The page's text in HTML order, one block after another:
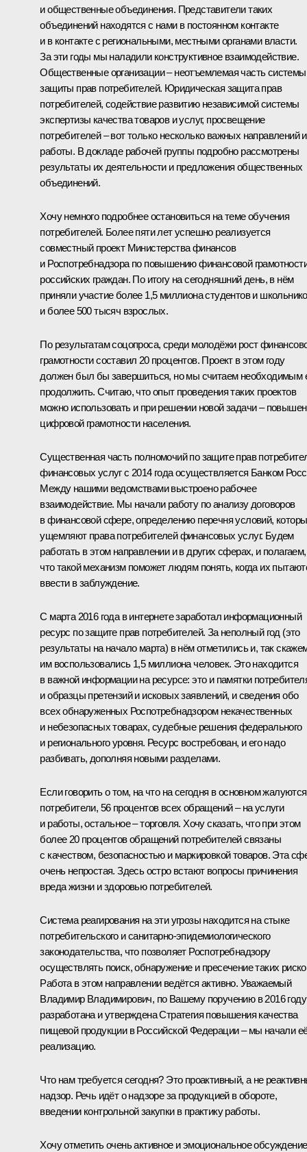
и общественные объединения. Представители таких
объединений находятся с нами в постоянном контакте
и в контакте с региональными, местными органами власти.
За эти годы мы наладили конструктивное взаимодействие.
Общественные организации – неотъемлемая часть системы
защиты прав потребителей. Юридическая защита прав
потребителей, содействие развитию независимой системы
экспертизы качества товаров и услуг, просвещение
потребителей – вот только несколько важных направлений
работы. В докладе рабочей группы подробно рассмотрены
результаты их деятельности и предложения общественных
объединений.
Хочу немного подробнее остановиться на теме обучения
потребителей. Более пяти лет успешно реализуется
совместный проект Министерства финансов
и Роспотребнадзора по повышению финансовой
российских граждан. По итогу на сегодняшний день, в нём
приняли участие более 1,5 миллиона студентов и
и более 500 тысяч взрослых.
По результатам соцопроса, среди молодёжи рост
грамотности составил 20 процентов. Проект в этом году
должен был бы завершиться, но мы считаем необходимым
продолжить. Считаю, что опыт проведения таких проектов
можно использовать и при решении новой задачи –
цифровой грамотности населения.
Существенная часть полномочий по защите прав
финансовых услуг с 2014 года осуществляется Банком
Между нашими ведомствами выстроено рабочее
взаимодействие. Мы начали работу по анализу договоров
в финансовой сфере, определению перечня условий,
ущемляют права потребителей финансовых услуг. Будем
работать в этом направлении и в других сферах, и полагаем,
что такой механизм поможет людям понять, когда их
ввести в заблуждение.
С марта 2016 года в интернете заработал информационный
ресурс по защите прав потребителей. За неполный год (это
результаты на начало марта) в нём отметились и, так
им воспользовались 1,5 миллиона человек. Это находится
в важной информации на ресурсе: это и памятки
и образцы претензий и исковых заявлений, и сведения обо
всех обнаруженных Роспотребнадзором некачественных
и небезопасных товарах, судебные решения федерального
и регионального уровня. Ресурс востребован, и его надо
разбивать, дополняя новыми разделами.
Если говорить о том, на что на сегодня в основном жалуются
потребители, 56 процентов всех обращений – на услуги
и работы, остальное – торговля. Хочу сказать, что при этом
более 20 процентов обращений потребителей связаны
с качеством, безопасностью и маркировкой товаров. Эта
очень непростая. Здесь остро встают вопросы причинения
вреда жизни и здоровью потребителей.
Система реагирования на эти угрозы находится на стыке
потребительского и санитарно-эпидемиологического
законодательства, что позволяет Роспотребнадзору
осуществлять поиск, обнаружение и пресечение таких
Работа в этом направлении ведётся активно. Уважаемый
Владимир Владимирович, по Вашему поручению в 2016 году
разработана и утверждена Стратегия повышения качества
пищевой продукции в Российской Федерации – мы начали
реализацию.
Что нам требуется сегодня? Это проактивный, а не
надзор. Речь идёт о надзоре за продукцией в обороте,
введении контрольной закупки в практику работы.
Хочу отметить очень активное и эмоциональное обсуждение